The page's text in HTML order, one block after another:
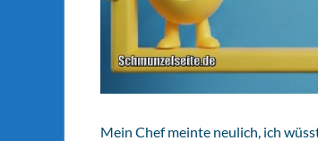
Mein Chef meinte neulich, ich